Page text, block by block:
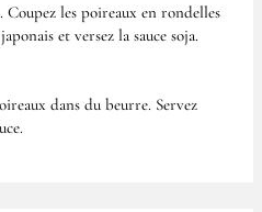
Coupez les poireaux en rondelles
et versez la sauce soja.
dans du beurre. Servez